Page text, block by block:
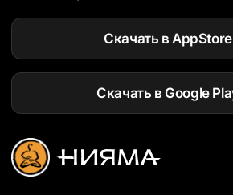
Скачать в AppStore
Скачать в Google